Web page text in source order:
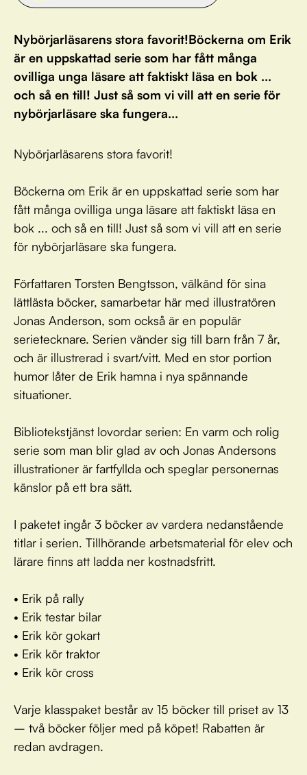
Nybörjarläsarens stora favorit!Böckerna om Erik
är en uppskattad serie som har fått många
ovilliga unga läsare att faktiskt läsa en bok ...
och så en till! Just så som vi vill att en serie för
nybörjarläsare ska fungera...
Nybörjarläsarens stora favorit!
Böckerna om Erik är en uppskattad serie som har
fått många ovilliga unga läsare att faktiskt läsa en
bok ... och så en till! Just så som vi vill att en serie
för nybörjarläsare ska fungera.
Författaren Torsten Bengtsson, välkänd för sina
lättlästa böcker, samarbetar här med illustratören
Jonas Anderson, som också är en populär
serietecknare. Serien vänder sig till barn från 7 år,
och är illustrerad i svart/vitt. Med en stor portion
humor låter de Erik hamna i nya spännande
situationer.
Bibliotekstjänst lovordar serien: En varm och rolig
serie som man blir glad av och Jonas Andersons
illustrationer är fartfyllda och speglar personernas
känslor på ett bra sätt.
I paketet ingår 3 böcker av vardera nedanstående
titlar i serien. Tillhörande arbetsmaterial för elev och
lärare finns att ladda ner kostnadsfritt.
• Erik på rally
• Erik testar bilar
• Erik kör gokart
• Erik kör traktor
• Erik kör cross
Varje klasspaket består av 15 böcker till priset av 13
– två böcker följer med på köpet! Rabatten är
redan avdragen.